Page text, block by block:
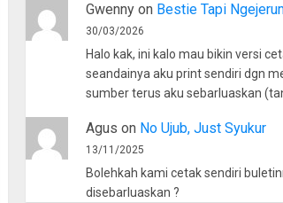
Gwennyon Bestie Tapi
30/03/2026
Halo kak, ini kalo mau bikin versi
seandainya aku print sendiri dgn
sumber terus aku sebarluaskan
Agus on No Ujub, Just Syukur
13/11/2025
Bolehkah kami cetak sendiri
disebarluaskan ?